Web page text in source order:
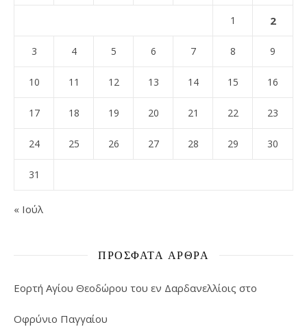
1 2
3 4 5 6 7 8 9
10 11 12 13 14 15 16
17 18 19 20 21 22 23
24 25 26 27 28 29 30
31
« Ιούλ
ΠΡΌΣΦΑΤΑ ΆΡΘΡΑ
Εορτή Αγίου Θεοδώρου του εν Δαρδανελλίοις στο
Οφρύνιο Παγγαίου